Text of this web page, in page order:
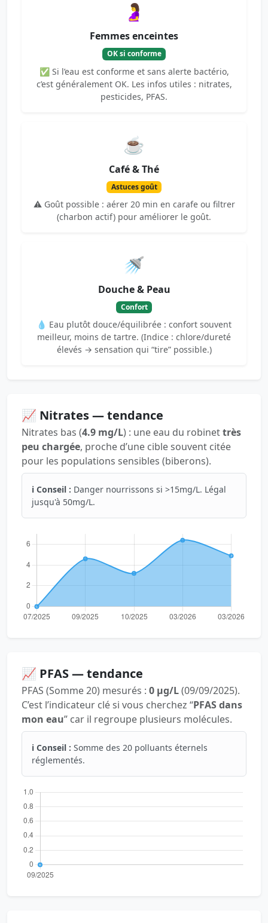
🤰
Femmes enceintes
OK si conforme
✅ Si l’eau est conforme et sans alerte bactério,
c’est généralement OK. Les infos utiles : nitrates,
pesticides, PFAS.
☕
Café & Thé
Astuces goût
⚠️ Goût possible : aérer 20 min en carafe ou filtrer
(charbon actif) pour améliorer le goût.
🚿
Douche & Peau
Confort
💧 Eau plutôt douce/équilibrée : confort souvent
meilleur, moins de tartre. (Indice : chlore/dureté
élevés → sensation qui “tire” possible.)
📈 Nitrates — tendance
Nitrates bas (4.9 mg/L) : une eau du robinettrès
peu chargée, proche d’une cible souvent citée
pour les populations sensibles (biberons).
ℹ️ Conseil : Danger nourrissons si >15mg/L. Légal
jusqu'à 50mg/L.
📈 PFAS — tendance
PFAS (Somme 20) mesurés : 0 µg/L(09/09/2025).
C’est l’indicateur clé si vous cherchez “PFAS dans
mon eau” car il regroupe plusieurs molécules.
ℹ️ Conseil : Somme des 20 polluants éternels
réglementés.